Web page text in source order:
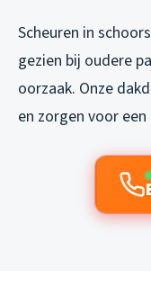
Scheuren in
gezien bij oudere
oorzaak. Onze
en zorgen voor